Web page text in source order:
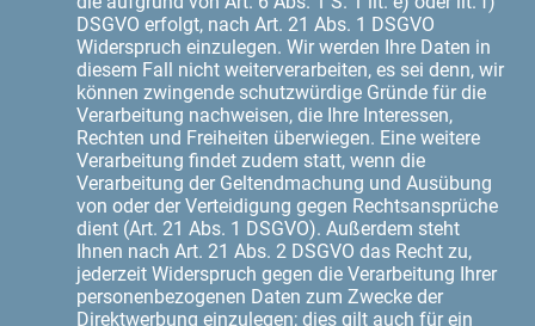
DSGVO erfolgt, nach Art. 21 Abs. 1 DSGVO
Widerspruch einzulegen. Wir werden Ihre Daten in
diesem Fall nicht weiterverarbeiten, es sei denn, wir
können zwingende schutzwürdige Gründe für die
Verarbeitung nachweisen, die Ihre Interessen,
Rechten und Freiheiten überwiegen. Eine weitere
Verarbeitung findet zudem statt, wenn die
Verarbeitung der Geltendmachung und Ausübung
von oder der Verteidigung gegen Rechtsansprüche
dient (Art. 21 Abs. 1 DSGVO). Außerdem steht
Ihnen nach Art. 21 Abs. 2 DSGVO das Recht zu,
jederzeit Widerspruch gegen die Verarbeitung Ihrer
personenbezogenen Daten zum Zwecke der
Direktwerbung einzulegen; dies gilt auch für ein